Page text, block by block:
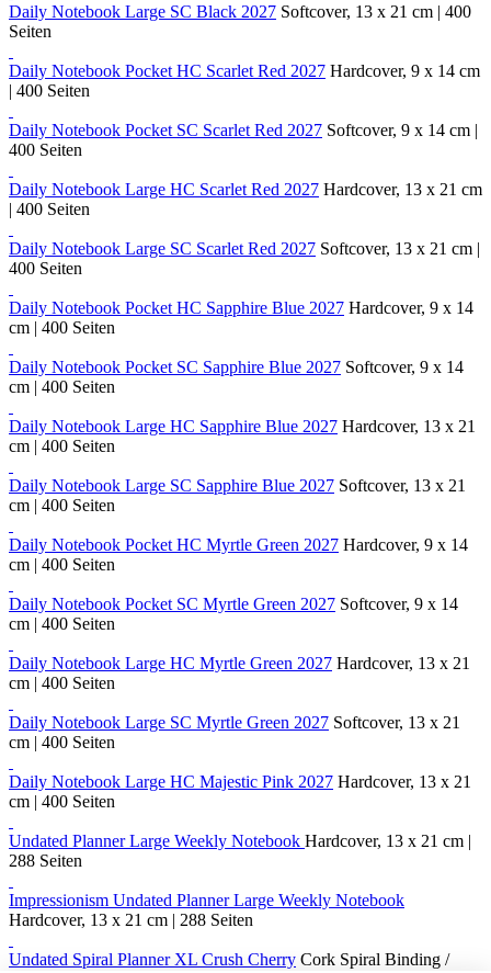
Daily Notebook Large SC Black 2027 Softcover, 13 x 21 cm | 400
Seiten
Daily Notebook Pocket HC Scarlet Red 2027 Hardcover, 9 x 14 cm
| 400 Seiten
Daily Notebook Pocket SC Scarlet Red 2027 Softcover, 9 x 14 cm |
400 Seiten
Daily Notebook Large HC Scarlet Red 2027 Hardcover, 13 x 21 cm
| 400 Seiten
Daily Notebook Large SC Scarlet Red 2027 Softcover, 13 x 21 cm |
400 Seiten
Daily Notebook Pocket HC Sapphire Blue 2027 Hardcover, 9 x 14
cm | 400 Seiten
Daily Notebook Pocket SC Sapphire Blue 2027 Softcover, 9 x 14
cm | 400 Seiten
Daily Notebook Large HC Sapphire Blue 2027 Hardcover, 13 x 21
cm | 400 Seiten
Daily Notebook Large SC Sapphire Blue 2027 Softcover, 13 x 21
cm | 400 Seiten
Daily Notebook Pocket HC Myrtle Green 2027 Hardcover, 9 x 14
cm | 400 Seiten
Daily Notebook Pocket SC Myrtle Green 2027 Softcover, 9 x 14
cm | 400 Seiten
Daily Notebook Large HC Myrtle Green 2027 Hardcover, 13 x 21
cm | 400 Seiten
Daily Notebook Large SC Myrtle Green 2027 Softcover, 13 x 21
cm | 400 Seiten
Daily Notebook Large HC Majestic Pink 2027 Hardcover, 13 x 21
cm | 400 Seiten
Undated Planner Large Weekly Notebook Hardcover, 13 x 21 cm |
288 Seiten
Impressionism Undated Planner Large Weekly Notebook
Hardcover, 13 x 21 cm | 288 Seiten
Undated Spiral Planner XL Crush Cherry Cork Spiral Binding /